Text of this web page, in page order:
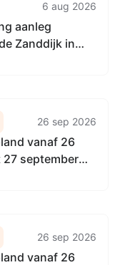
6 aug 2026
aanleg
Zanddijk in
26 sep 2026
vanaf 26
september
26 sep 2026
vanaf 26